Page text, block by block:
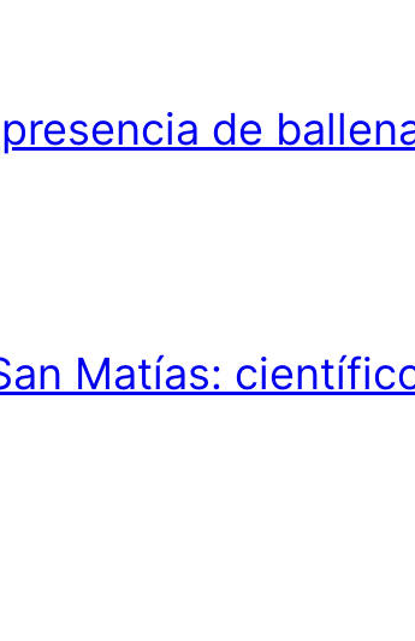
de
Matías: